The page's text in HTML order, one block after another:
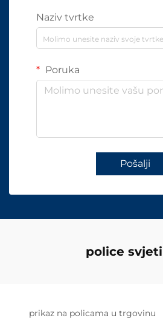
Naziv tvrtke
Poruka
Pošalji
police
prikaz na policama u trgovinu